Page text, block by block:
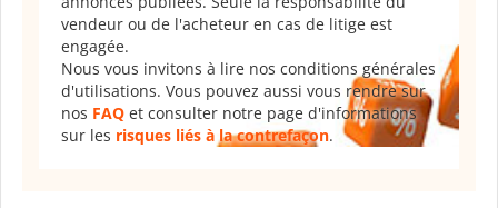
vendeur ou de l'acheteur en cas de litige est
engagée.
Nous vous invitons à lire nos conditions générales
d'utilisations. Vous pouvez aussi vous rendre sur
nos FAQ et consulter notre page d'informations
sur les risques liés à la contrefaçon.